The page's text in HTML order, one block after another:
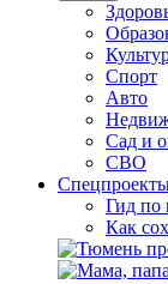
Спорт
Авто
Сад и
СВО
Гид по
Как